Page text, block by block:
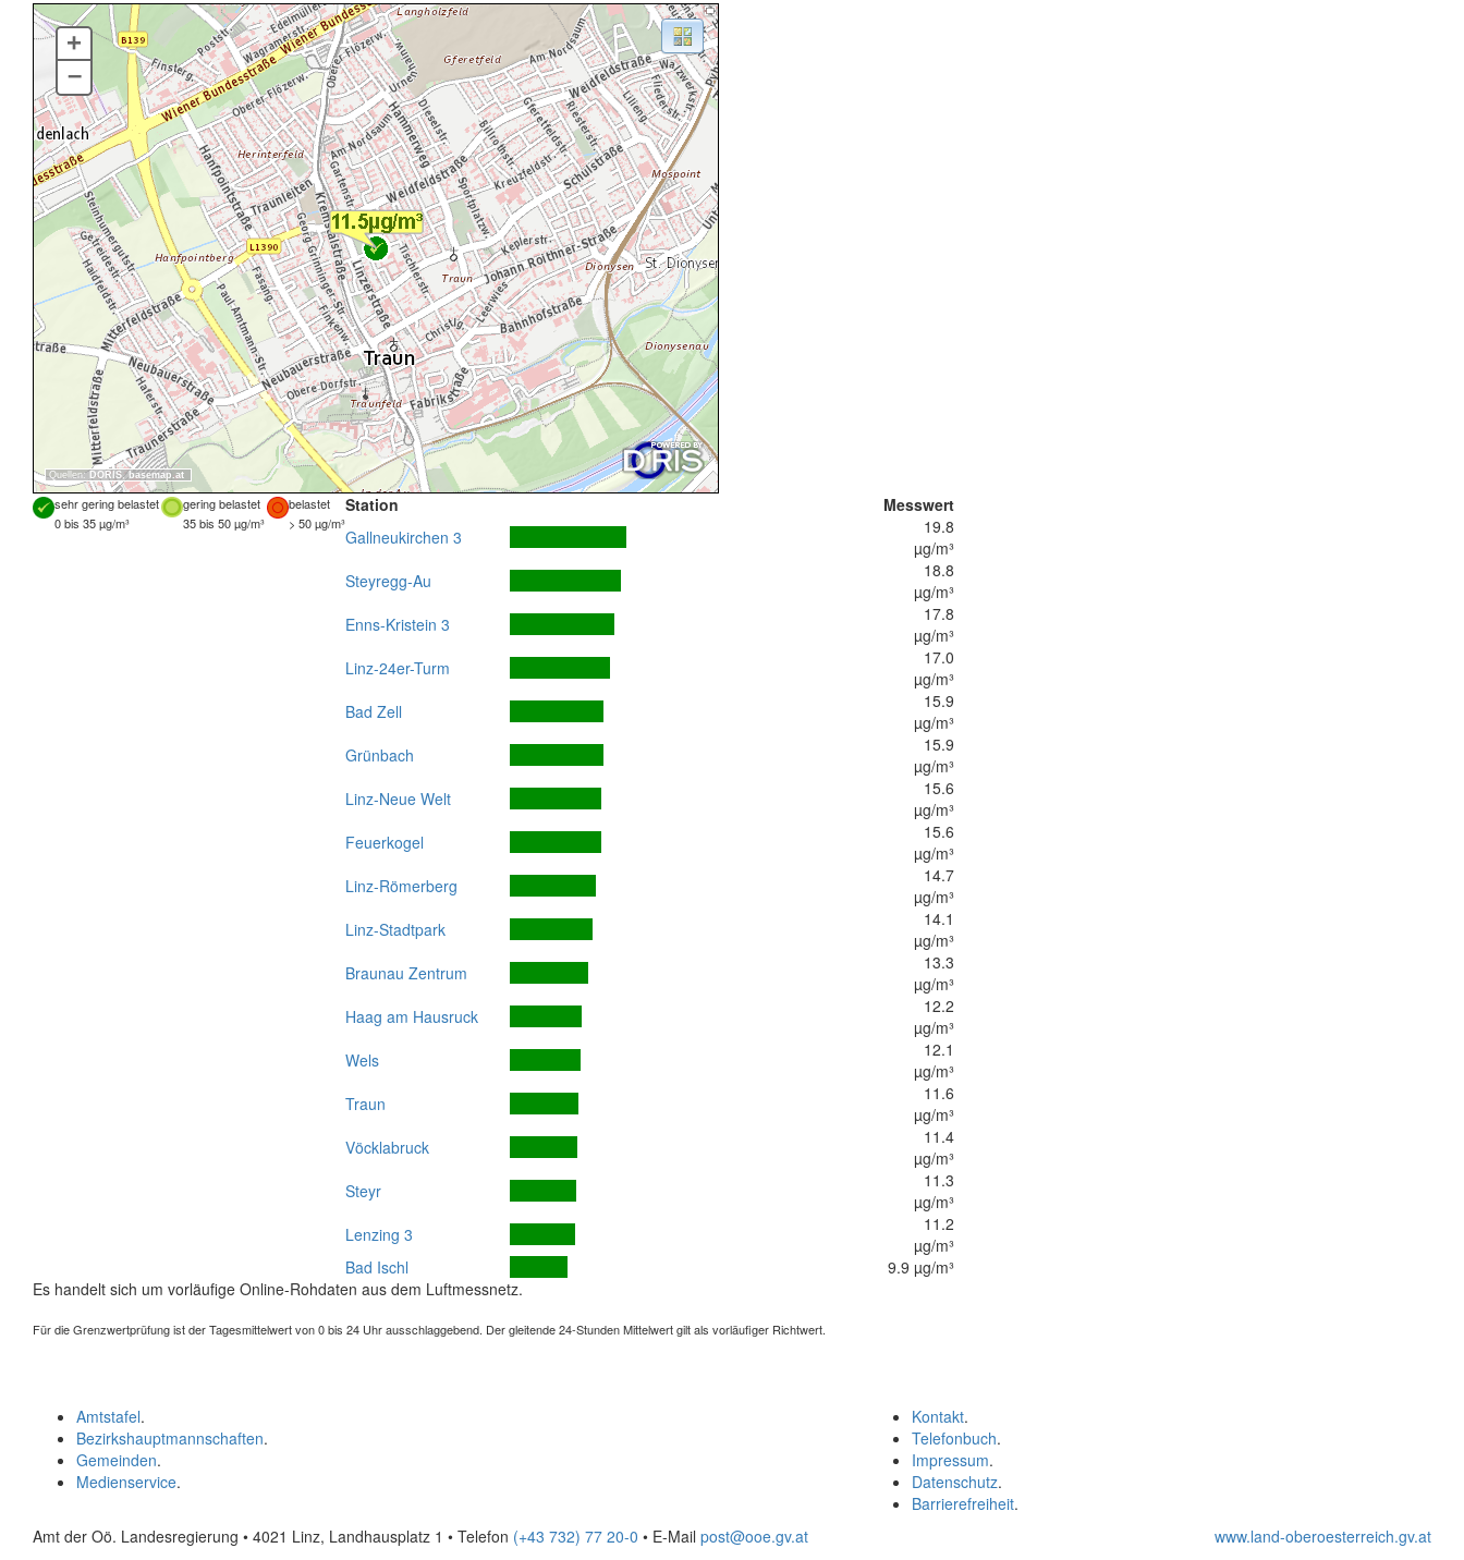
Quellen: DORIS, basemap.at
+
–
sehr gering belastet gering belastet
belastet
0 bis 35 µg/m³
35 bis 50 µg/m³ > 50 µg/m³
Station
Messwert
Gallneukirchen 3
19.8
µg/m³
Steyregg-Au
18.8
µg/m³
Enns-Kristein 3
17.8
µg/m³
Linz-24er-Turm
17.0
µg/m³
Bad Zell
15.9
µg/m³
Grünbach
15.9
µg/m³
Linz-Neue Welt
15.6
µg/m³
Feuerkogel
15.6
µg/m³
Linz-Römerberg
14.7
µg/m³
Linz-Stadtpark
14.1
µg/m³
Braunau Zentrum
13.3
µg/m³
Haag am Hausruck
12.2
µg/m³
Wels
12.1
µg/m³
Traun
11.6
µg/m³
Vöcklabruck
11.4
µg/m³
Steyr
11.3
µg/m³
Lenzing 3
11.2
µg/m³
Bad Ischl
9.9 µg/m³
Es handelt sich um vorläufige Online-Rohdaten aus dem Luftmessnetz.
Für die Grenzwertprüfung ist der Tagesmittelwert von 0 bis 24 Uhr ausschlaggebend. Der gleitende 24-Stunden Mittelwert gilt als vorläufiger Richtwert.
Kontakt.
Telefonbuch.
Impressum.
Datenschutz.
Barrierefreiheit.
Amtstafel.
Bezirkshauptmannschaften.
Gemeinden.
Medienservice.
Amt der Oö. Landesregierung • 4021 Linz, Landhausplatz 1 • Telefon (+43 732) 77 20-0 • E-Mail post@ooe.gv.at www.land-oberoesterreich.gv.at